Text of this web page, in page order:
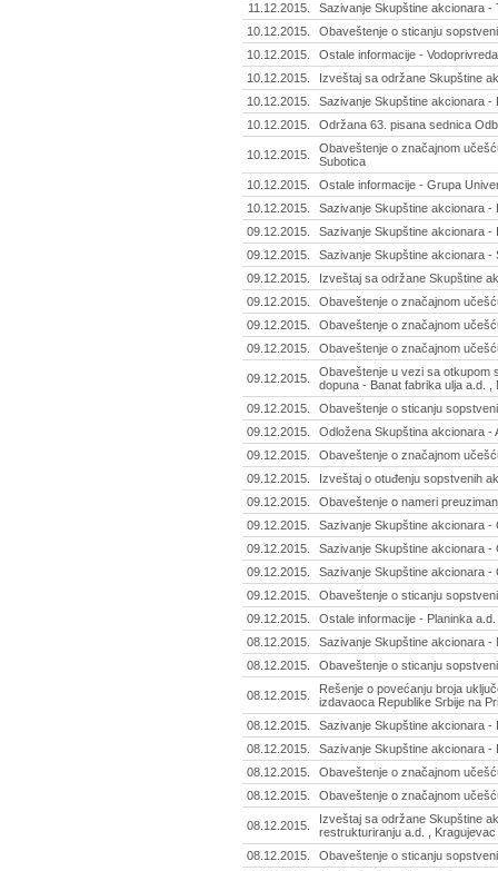
11.12.2015.
Sazivanje Skupštine akcionara -
10.12.2015.
Obaveštenje o sticanju
10.12.2015.
Ostale informacije -
10.12.2015.
Izveštaj sa održane Skupštine
10.12.2015.
Sazivanje Skupštine akcionara -
10.12.2015.
Održana 63. pisana sednica
10.12.2015.
Obaveštenje o značajnom
Subotica
10.12.2015.
Ostale informacije - Grupa
10.12.2015.
Sazivanje Skupštine akcionara
09.12.2015.
Sazivanje Skupštine akcionara
09.12.2015.
Sazivanje Skupštine akcionara
09.12.2015.
Izveštaj sa održane Skupštine
09.12.2015.
Obaveštenje o značajnom
09.12.2015.
Obaveštenje o značajnom
09.12.2015.
Obaveštenje o značajnom
09.12.2015.
Obaveštenje u vezi sa otkupom
dopuna - Banat fabrika ulja a.d. ,
09.12.2015.
Obaveštenje o sticanju
09.12.2015.
Odložena Skupština akcionara -
09.12.2015.
Obaveštenje o značajnom
09.12.2015.
Izveštaj o otuđenju sopstvenih
09.12.2015.
Obaveštenje o nameri
09.12.2015.
Sazivanje Skupštine akcionara -
09.12.2015.
Sazivanje Skupštine akcionara -
09.12.2015.
Sazivanje Skupštine akcionara -
09.12.2015.
Obaveštenje o sticanju
09.12.2015.
Ostale informacije - Planinka
08.12.2015.
Sazivanje Skupštine akcionara
08.12.2015.
Obaveštenje o sticanju
08.12.2015.
Rešenje o povećanju broja
izdavaoca Republike Srbije na
08.12.2015.
Sazivanje Skupštine akcionara -
08.12.2015.
Sazivanje Skupštine akcionara -
08.12.2015.
Obaveštenje o značajnom
08.12.2015.
Obaveštenje o značajnom
08.12.2015.
Izveštaj sa održane Skupštine
restrukturiranju a.d. , Kragujevac
08.12.2015.
Obaveštenje o sticanju